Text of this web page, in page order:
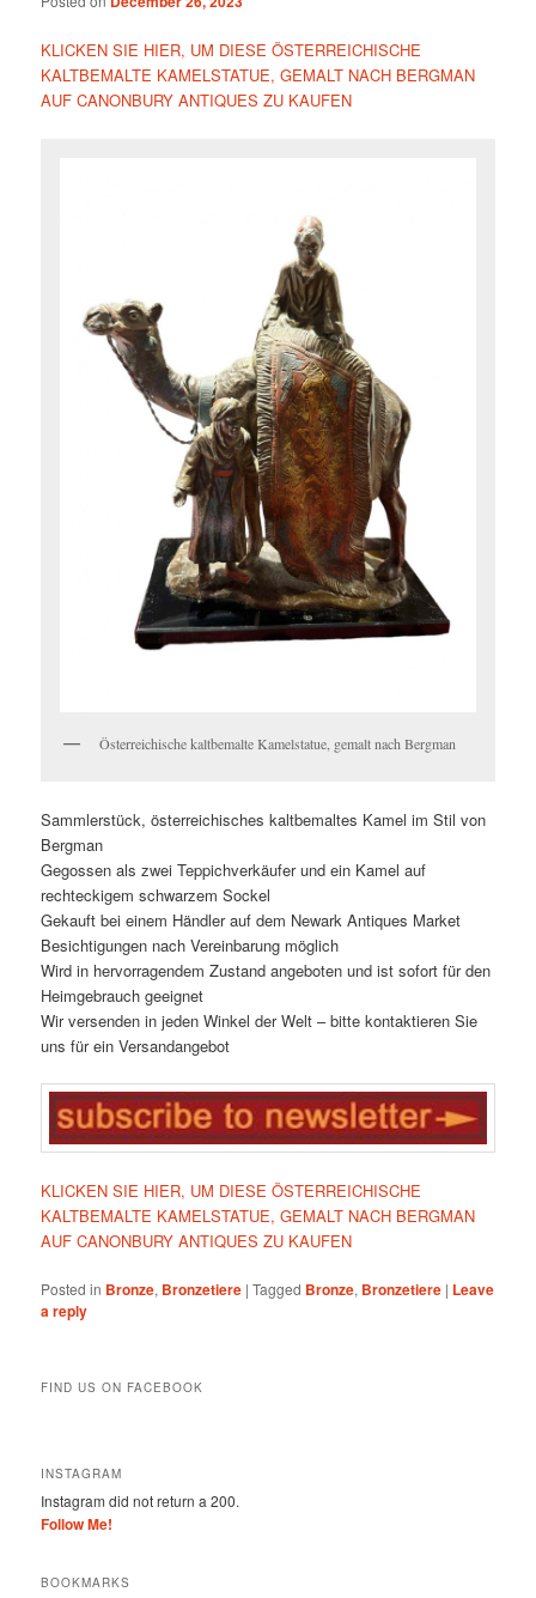
KLICKEN SIE HIER, UM DIESE ÖSTERREICHISCHE
KALTBEMALTE KAMELSTATUE, GEMALT NACH BERGMAN
AUF CANONBURY ANTIQUES ZU KAUFEN
Österreichische kaltbemalte Kamelstatue, gemalt nach Bergman
Sammlerstück, österreichisches kaltbemaltes Kamel im Stil von
Bergman
Gegossen als zwei Teppichverkäufer und ein Kamel auf
rechteckigem schwarzem Sockel
Gekauft bei einem Händler auf dem Newark Antiques Market
Besichtigungen nach Vereinbarung möglich
Wird in hervorragendem Zustand angeboten und ist sofort für den
Heimgebrauch geeignet
Wir versenden in jeden Winkel der Welt – bitte kontaktieren Sie
uns für ein Versandangebot
KLICKEN SIE HIER, UM DIESE ÖSTERREICHISCHE
KALTBEMALTE KAMELSTATUE, GEMALT NACH BERGMAN
AUF CANONBURY ANTIQUES ZU KAUFEN
Posted in Bronze, Bronzetiere |Tagged Bronze, Bronzetiere | Leave
a reply
FIND US ON FACEBOOK
INSTAGRAM
Instagram did not return a 200.
Follow Me!
BOOKMARKS